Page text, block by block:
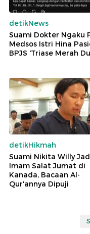
detikNews
Suami Dokter Ngaku
Medsos Istri Hina
BPJS 'Triase Merah
detikHikmah
Suami Nikita Willy
Imam Salat Jumat di
Kanada, Bacaan Al-
Qur'annya Dipuji